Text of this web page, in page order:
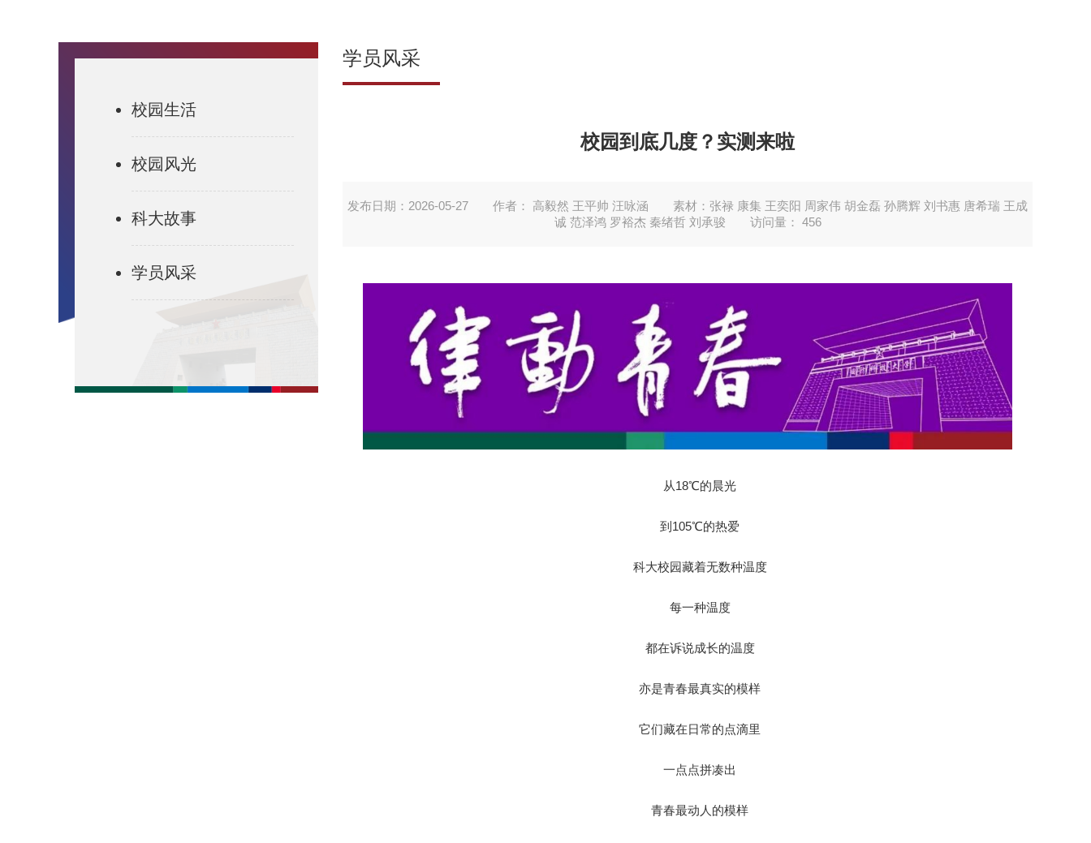
校园生活
校园风光
科大故事
学员风采
学员风采
校园到底几度？实测来啦
发布日期：2026-05-27 作者： 高毅然 王平帅 汪咏涵
素材：张禄 康集 王奕阳 周家伟 胡金磊 孙腾辉 刘书惠 唐希瑞 王成
诚 范泽鸿 罗裕杰 秦绪哲 刘承骏
访问量： 456
从18℃的晨光
到105℃的热爱
科大校园藏着无数种温度
每一种温度
都在诉说成长的温度
亦是青春最真实的模样
它们藏在日常的点滴里
一点点拼凑出
青春最动人的模样